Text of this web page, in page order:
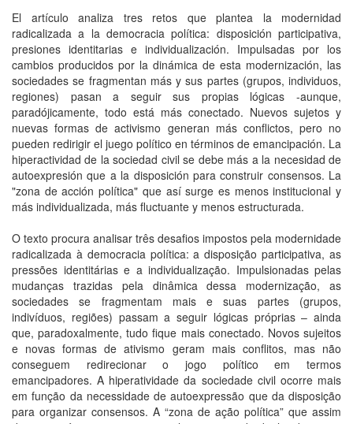
El artículo analiza tres retos que plantea la modernidad
radicalizada a la democracia política: disposición participativa,
presiones identitarias e individualización. Impulsadas por los
cambios producidos por la dinámica de esta modernización, las
sociedades se fragmentan más y sus partes (grupos, individuos,
regiones) pasan a seguir sus propias lógicas -aunque,
paradójicamente, todo está más conectado. Nuevos sujetos y
nuevas formas de activismo generan más conflictos, pero no
pueden redirigir el juego político en términos de emancipación. La
hiperactividad de la sociedad civil se debe más a la necesidad de
autoexpresión que a la disposición para construir consensos. La
"zona de acción política" que así surge es menos institucional y
más individualizada, más fluctuante y menos estructurada.
O texto procura analisar três desafios impostos pela modernidade
radicalizada à democracia política: a disposição participativa, as
pressões identitárias e a individualização. Impulsionadas pelas
mudanças trazidas pela dinâmica dessa modernização, as
sociedades se fragmentam mais e suas partes (grupos,
indivíduos, regiões) passam a seguir lógicas próprias – ainda
que, paradoxalmente, tudo fique mais conectado. Novos sujeitos
e novas formas de ativismo geram mais conflitos, mas não
conseguem redirecionar o jogo político em termos
emancipadores. A hiperatividade da sociedade civil ocorre mais
em função da necessidade de autoexpressão que da disposição
para organizar consensos. A “zona de ação política” que assim